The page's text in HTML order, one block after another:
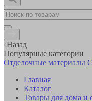
Назад
Популярные категории
Отделочные материалы
Главная
Каталог
Товары для дома и